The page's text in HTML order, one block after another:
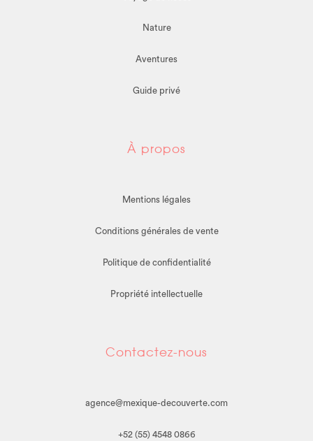
Nature
Aventures
Guide privé
À propos
Mentions légales
Conditions générales de vente
Politique de confidentialité
Propriété intellectuelle
Contactez-nous
agence@mexique-decouverte.com
+52 (55) 4548 0866